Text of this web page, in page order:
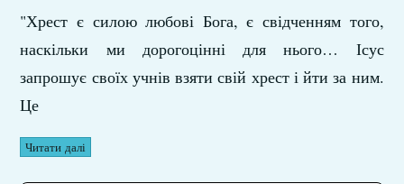
"Хрест є силою любові Бога, є свідченням того,
наскільки ми дорогоцінні для нього… Ісус
запрошує своїх учнів взяти свій хрест і йти за ним.
Це
Читати далі